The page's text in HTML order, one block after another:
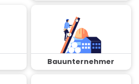
Bauunternehmer